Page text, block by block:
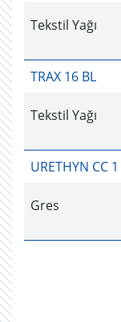
Tekstil Yağı
TRAX 16 BL
Tekstil Yağı
URETHYN CC 1
Gres